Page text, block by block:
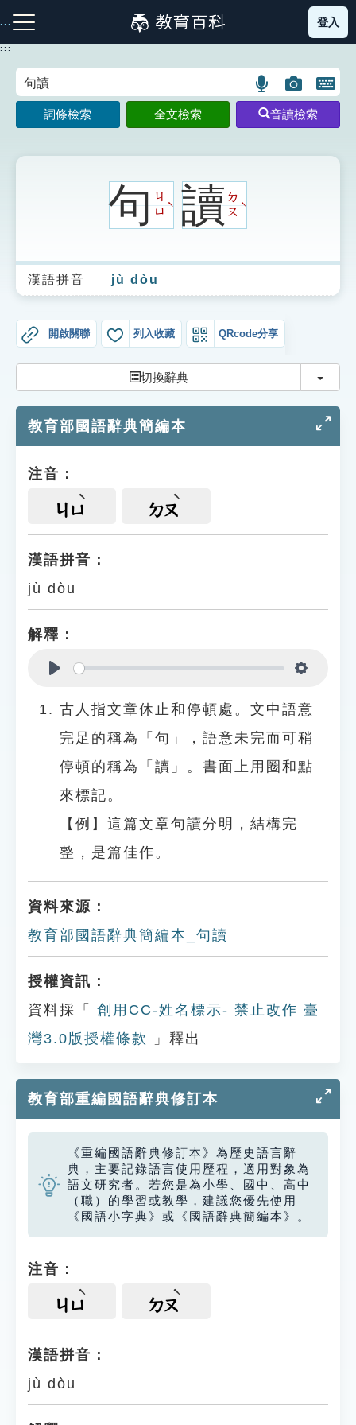
到
主
:::
注音索引圖示 筆畫索引圖示 部首索引表圖示
生字詞彙表
成語故事
索引選單
單字索引
遊戲專區
貓頭鷹博士
登入
:::
語
言
搜
圖
片
搜
開
鍵
圖
詞條檢索 全文檢索 音讀檢索
句ㄐ
ㄩ
ˋ 讀ㄉ
ㄡ
ˋ
漢語拼音 jù dòu
開啟關聯 列入收藏 QRcode分享
切換辭典 切換
教育部國語辭典簡編本
注音：
ㄐㄩ ㄉㄡ
漢語拼音：
jù dòu
解釋：
古人指文章休止和停頓處。文中語意
完足的稱為「句」，語意未完而可稍
停頓的稱為「讀」。書面上用圈和點
來標記。
【例】這篇文章句讀分明，結構完
整，是篇佳作。
資料來源：
教育部國語辭典簡編本_句讀
授權資訊：
資料採「
創用CC-姓名標示- 禁止改作 臺
灣3.0版授權條款
」釋出
教育部重編國語辭典修訂本
《重編國語辭典修訂本》為歷史語言辭
典，主要記錄語言使用歷程，適用對象為
語文研究者。若您是為小學、國中、高中
（職）的學習或教學，建議您優先使用
《國語小字典》或《國語辭典簡編本》。
注音：
ㄐㄩ ㄉㄡ
漢語拼音：
jù dòu